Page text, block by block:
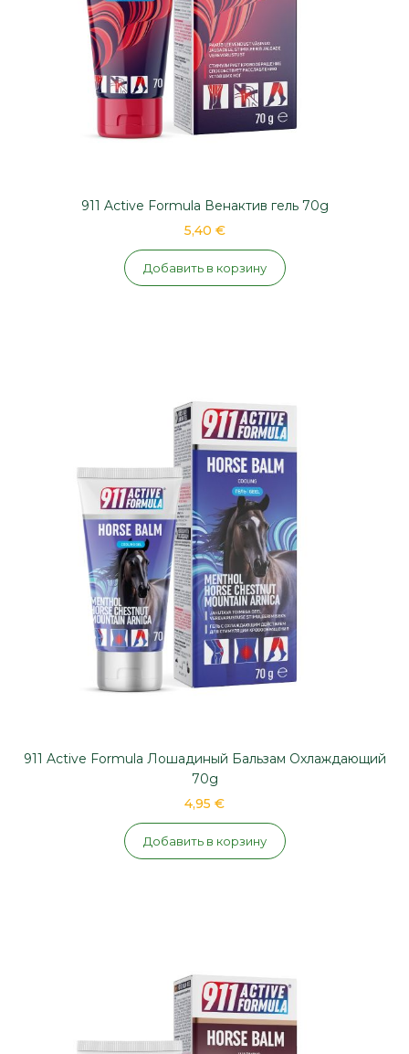
911 Active Formula Венактив гель 70g
5,40 €
Добавить в корзину
911 Active Formula Лошадиный Бальзам Охлаждающий
70g
4,95 €
Добавить в корзину